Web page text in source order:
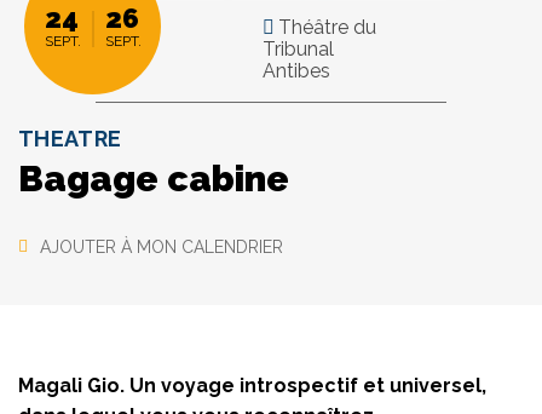
24
SEPT.
26
SEPT.
Théâtre du
Tribunal
Antibes
THEATRE
Bagage cabine
AJOUTER À MON CALENDRIER
Magali Gio. Un voyage introspectif et universel,